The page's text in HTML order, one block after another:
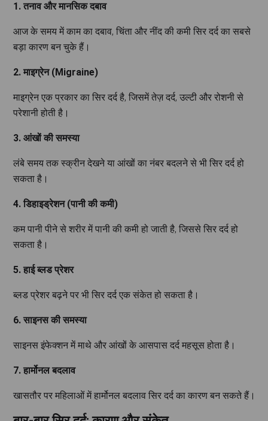
1. तनाव और मानसिक दबाव
आज के समय में काम का दबाव, चिंता और नींद की कमी सिर दर्द का सबसे
बड़ा कारण बन चुके हैं।
2. माइग्रेन (Migraine)
माइग्रेन एक प्रकार का सिर दर्द है, जिसमें तेज़ दर्द, उल्टी और रोशनी से
परेशानी होती है।
3. आंखों की समस्या
लंबे समय तक स्क्रीन देखने या आंखों का नंबर बदलने से भी सिर दर्द हो
सकता है।
4. डिहाइड्रेशन (पानी की कमी)
कम पानी पीने से शरीर में पानी की कमी हो जाती है, जिससे सिर दर्द हो
सकता है।
5. हाई ब्लड प्रेशर
ब्लड प्रेशर बढ़ने पर भी सिर दर्द एक संकेत हो सकता है।
6. साइनस की समस्या
साइनस इंफेक्शन में माथे और आंखों के आसपास दर्द महसूस होता है।
7. हार्मोनल बदलाव
खासतौर पर महिलाओं में हार्मोनल बदलाव सिर दर्द का कारण बन सकते हैं।